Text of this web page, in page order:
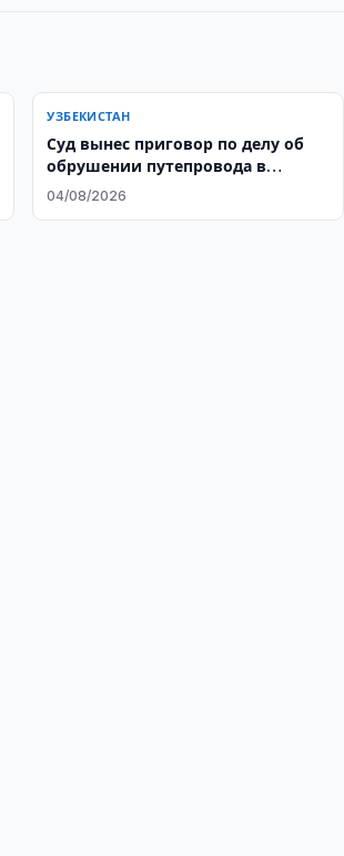
УЗБЕКИСТАН
Суд вынес приговор по делу об
обрушении путепровода в
Ташкенте
04/08/2026